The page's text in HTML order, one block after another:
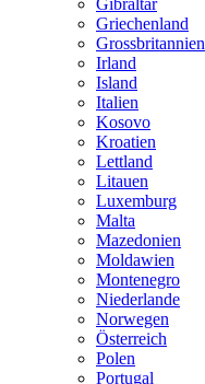
Gibraltar
Griechenland
Grossbritannien
Irland
Island
Italien
Kosovo
Kroatien
Lettland
Litauen
Luxemburg
Malta
Mazedonien
Moldawien
Montenegro
Niederlande
Norwegen
Österreich
Polen
Portugal